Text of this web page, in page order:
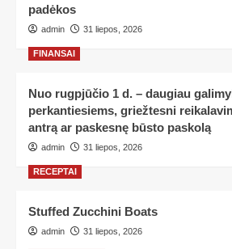
padėkos
admin 31 liepos, 2026
FINANSAI
Nuo rugpjūčio 1 d. – daugiau
perkantiesiems, griežtesni
antrą ar paskesnę būsto paskolą
admin 31 liepos, 2026
RECEPTAI
Stuffed Zucchini Boats
admin 31 liepos, 2026